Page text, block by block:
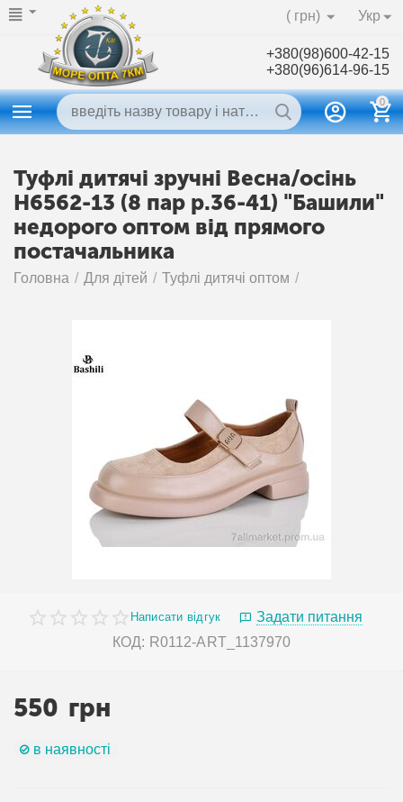
Укр
( грн)
+380(98)600-42-15
+380(96)614-96-15
0
Туфлі дитячі зручні Весна/осінь
H6562-13 (8 пар р.36-41) "Башили"
недорого оптом від прямого
постачальника
Головна / Для дітей / Туфлі дитячі оптом /
Написати відгук
Задати питання
КОД: R0112-ART_1137970
550 грн
в наявності